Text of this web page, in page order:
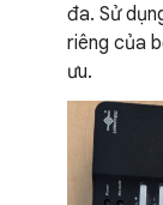
đa. Sử
riêng của
ưu.